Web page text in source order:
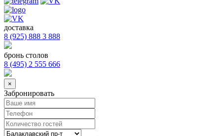
доставка
8 (925) 888 3 888
бронь столов
8 (495) 2 555 666
×
Забронировать